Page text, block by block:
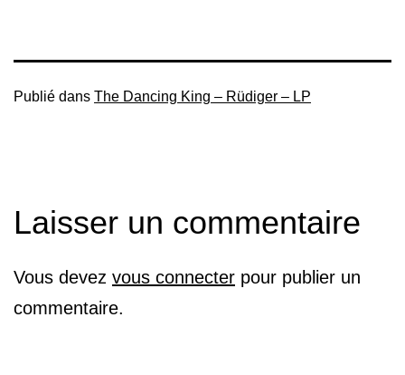
Publié dans The Dancing King – Rüdiger – LP
Laisser un commentaire
Vous devez vous connecter pour publier un
commentaire.